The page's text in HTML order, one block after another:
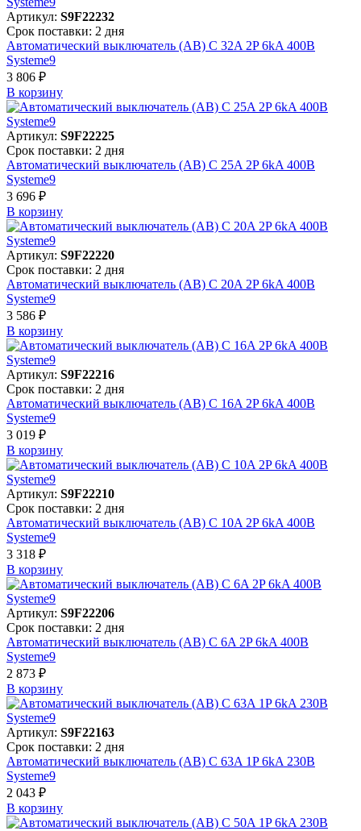
Артикул: S9F22232
Срок поставки: 2 дня
Автоматический выключатель (АВ) C 32A 2P 6kA 400В
Systeme9
3 806 ₽
В корзинy
Артикул: S9F22225
Срок поставки: 2 дня
Автоматический выключатель (АВ) C 25A 2P 6kA 400В
Systeme9
3 696 ₽
В корзинy
Артикул: S9F22220
Срок поставки: 2 дня
Автоматический выключатель (АВ) C 20A 2P 6kA 400В
Systeme9
3 586 ₽
В корзинy
Артикул: S9F22216
Срок поставки: 2 дня
Автоматический выключатель (АВ) C 16A 2P 6kA 400В
Systeme9
3 019 ₽
В корзинy
Артикул: S9F22210
Срок поставки: 2 дня
Автоматический выключатель (АВ) C 10A 2P 6kA 400В
Systeme9
3 318 ₽
В корзинy
Артикул: S9F22206
Срок поставки: 2 дня
Автоматический выключатель (АВ) C 6A 2P 6kA 400В
Systeme9
2 873 ₽
В корзинy
Артикул: S9F22163
Срок поставки: 2 дня
Автоматический выключатель (АВ) C 63A 1P 6kA 230В
Systeme9
2 043 ₽
В корзинy